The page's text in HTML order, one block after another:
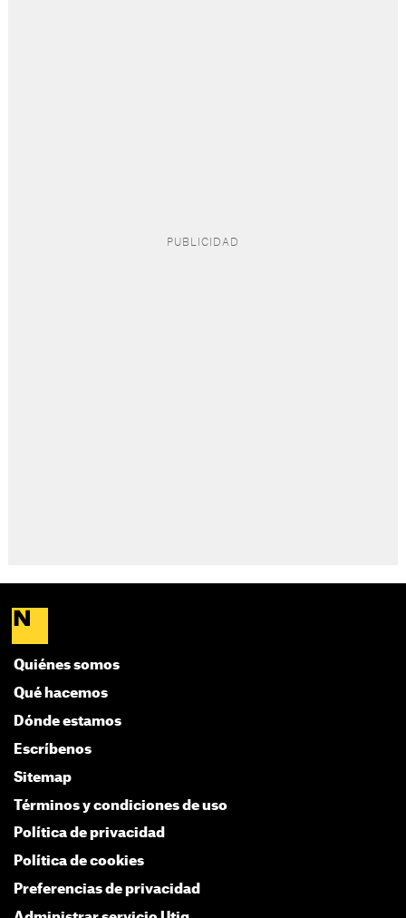
Quiénes somos
Qué hacemos
Dónde estamos
Escríbenos
Sitemap
Términos y condiciones de uso
Política de privacidad
Política de cookies
Preferencias de privacidad